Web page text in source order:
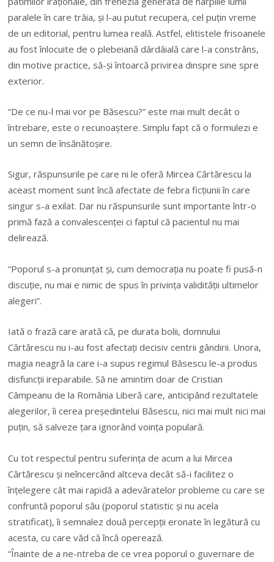
paralele în care trăia, și l-au putut recupera, cel puțin vreme
de un editorial, pentru lumea reală. Astfel, elitistele frisoanele
au fost înlocuite de o plebeiană dârdâială care l-a constrâns,
din motive practice, să-și întoarcă privirea dinspre sine spre
exterior.
“De ce nu-l mai vor pe Băsescu?” este mai mult decât o
întrebare, este o recunoaștere. Simplu fapt că o formulezi e
un semn de însănătoșire.
Sigur, răspunsurile pe care ni le oferă Mircea Cărtărescu la
aceast moment sunt încă afectate de febra ficțiunii în care
singur s-a exilat. Dar nu răspunsurile sunt importante într-o
primă fază a convalescenței ci faptul că pacientul nu mai
delirează.
“Poporul s-a pronunțat și, cum democrația nu poate fi pusă-n
discuție, nu mai e nimic de spus în privința validității ultimelor
alegeri”.
Iată o frază care arată că, pe durata bolii, domnului
Cărtărescu nu i-au fost afectați decisiv centrii gândirii. Unora,
magia neagră la care i-a supus regimul Băsescu le-a produs
disfuncții ireparabile. Să ne amintim doar de Cristian
Câmpeanu de la România Liberă care, anticipând rezultatele
alegerilor, îi cerea președintelui Băsescu, nici mai mult nici mai
puțin, să salveze țara ignorând voința populară.
Cu tot respectul pentru suferința de acum a lui Mircea
Cărtărescu și neîncercând altceva decât să-i facilitez o
înțelegere cât mai rapidă a adevăratelor probleme cu care se
confruntă poporul său (poporul statistic și nu acela
stratificat), îi semnalez două percepții eronate în legătură cu
acesta, cu care văd că încă operează.
“Înainte de a ne-ntreba de ce vrea poporul o guvernare de